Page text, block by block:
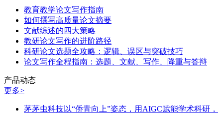
教育教学论文写作指南
如何撰写高质量论文摘要
文献综述的四大策略
教研论文写作的进阶路径
科研论文选题全攻略：逻辑、误区与突破技巧
论文写作全程指南：选题、文献、写作、降重与答辩
产品动态
更多>
茅茅虫科技以“侨青向上”姿态，用AIGC赋能学术科研，